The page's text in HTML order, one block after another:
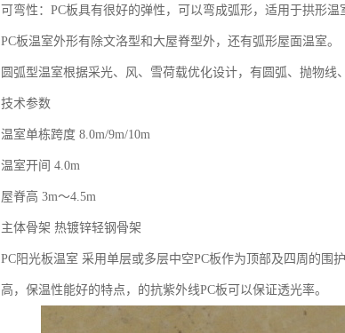
可弯性：PC板具有很好的弹性，可以弯成弧形，适用于拱形温
PC板温室外形有除文洛型和大屋脊型外，还有弧形屋面温室。
圆弧型温室根据采光、风、雪荷载优化设计，有圆弧、抛物线
技术参数
温室单栋跨度 8.0m/9m/10m
温室开间 4.0m
屋脊高 3m～4.5m
主体骨架 热镀锌轻钢骨架
PC阳光板温室 采用单层或多层中空PC板作为顶部及四周的
高，保温性能好的特点，的抗紫外线PC板可以保证透光率。